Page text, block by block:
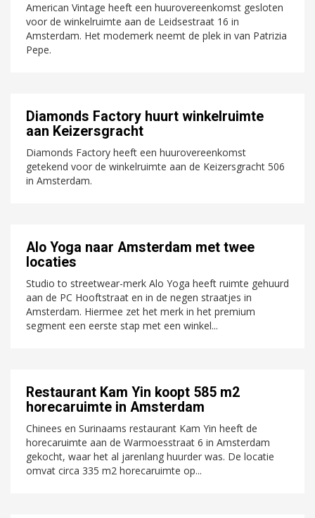
American Vintage heeft een huurovereenkomst gesloten
voor de winkelruimte aan de Leidsestraat 16 in
Amsterdam. Het modemerk neemt de plek in van Patrizia
Pepe.
Diamonds Factory huurt winkelruimte
aan Keizersgracht
Diamonds Factory heeft een huurovereenkomst
getekend voor de winkelruimte aan de Keizersgracht 506
in Amsterdam.
Alo Yoga naar Amsterdam met twee
locaties
Studio to streetwear-merk Alo Yoga heeft ruimte gehuurd
aan de PC Hooftstraat en in de negen straatjes in
Amsterdam. Hiermee zet het merk in het premium
segment een eerste stap met een winkel...
Restaurant Kam Yin koopt 585 m2
horecaruimte in Amsterdam
Chinees en Surinaams restaurant Kam Yin heeft de
horecaruimte aan de Warmoesstraat 6 in Amsterdam
gekocht, waar het al jarenlang huurder was. De locatie
omvat circa 335 m2 horecaruimte op...